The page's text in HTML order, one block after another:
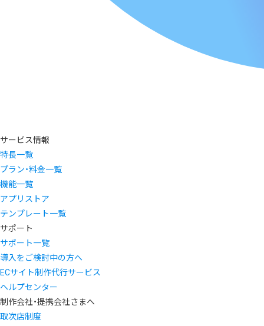
サービス情報
特長一覧
プラン・料金一覧
機能一覧
アプリストア
テンプレート一覧
サポート
サポート一覧
導入をご検討中の方へ
ECサイト制作代行サービス
ヘルプセンター
制作会社・提携会社さまへ
取次店制度